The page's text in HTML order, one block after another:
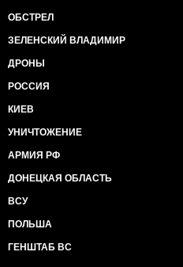
ОБСТРЕЛ
ЗЕЛЕНСКИЙ ВЛАДИМИР
ДРОНЫ
РОССИЯ
КИЕВ
УНИЧТОЖЕНИЕ
АРМИЯ РФ
ДОНЕЦКАЯ ОБЛАСТЬ
ВСУ
ПОЛЬША
ГЕНШТАБ ВС